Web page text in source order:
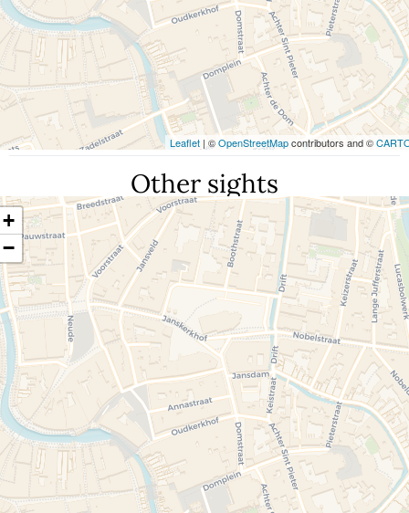
Leaflet | ©OpenStreetMapcontributors and ©
Other sights
Travelers' Map is loading...
If you see this after your page is loaded
completely, leafletJS files are missing.
+
−